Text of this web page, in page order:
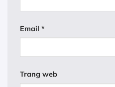
Email *
Trang web